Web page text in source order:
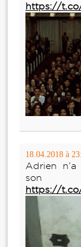
https://
18.04.2018 à
Adrien
son
https://